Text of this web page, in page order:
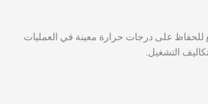
على درجات حرارة معينة في العمليات
التشغيل.